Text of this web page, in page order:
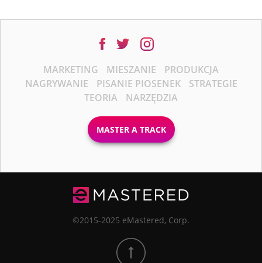
MARKETING MIESZANIE
PRODUKCJA
NAGRYWANIE
PISANIE PIOSENEK
STRATEGIE
TEORIA
NARZĘDZIA
MASTER A TRACK
©2015-2025 eMastered, Corp.